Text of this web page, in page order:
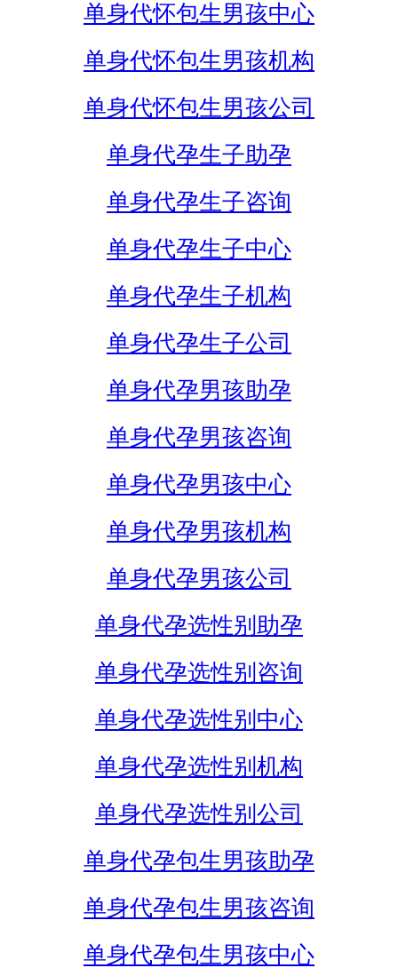
单身代怀包生男孩中心
单身代怀包生男孩机构
单身代怀包生男孩公司
单身代孕生子助孕
单身代孕生子咨询
单身代孕生子中心
单身代孕生子机构
单身代孕生子公司
单身代孕男孩助孕
单身代孕男孩咨询
单身代孕男孩中心
单身代孕男孩机构
单身代孕男孩公司
单身代孕选性别助孕
单身代孕选性别咨询
单身代孕选性别中心
单身代孕选性别机构
单身代孕选性别公司
单身代孕包生男孩助孕
单身代孕包生男孩咨询
单身代孕包生男孩中心